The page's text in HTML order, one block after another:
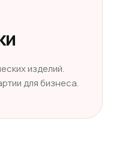
изделий.
для бизнеса.